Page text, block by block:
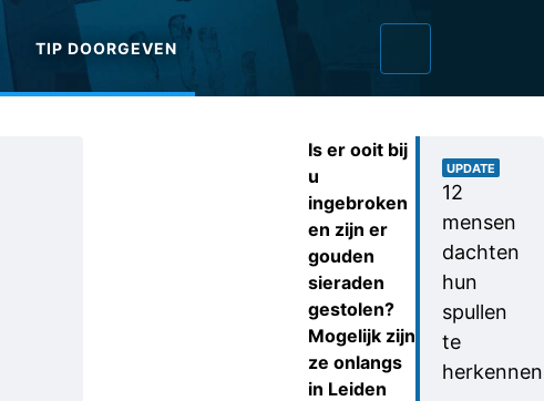
TIP DOORGEVEN
Is er ooit bij
u
ingebroken
en zijn er
gouden
sieraden
gestolen?
Mogelijk zijn
ze onlangs
in Leiden
UPDATE
12
mensen
dachten
hun
spullen
te